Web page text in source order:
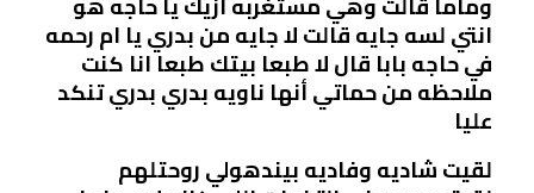
انتي لسه جايه قالت لا جايه من بدري يا ام رحمه
في حاجه بابا قال لا طبعا بيتك طبعا انا كنت
ملاحظه من حماتي أنها ناويه بدري بدري تنكد
عليا
لقيت شاديه وفاديه بيندهولي روحتلهم